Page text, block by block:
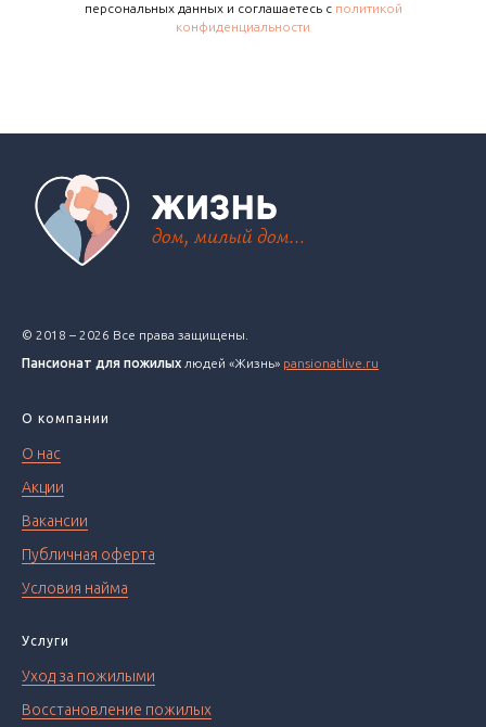
персональных данных и соглашаетесь с политикой
конфиденциальности
© 2018 – 2026 Все права защищены.
Пансионат для пожилых людей «Жизнь» pansionatlive.ru
О компании
О нас
Акции
Вакансии
Публичная оферта
Условия найма
Услуги
Уход за пожилыми
Восстановление пожилых